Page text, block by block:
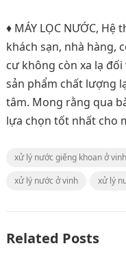
♦ MÁY LỌC NƯỚC,
khách sạn, nhà hàng,
cư không còn xa lạ
sản phẩm chất lượng
tâm. Mong rằng qua
lựa chọn tốt nhất cho
xử lý nước giếng khoan ở vinh
xử lý nước ở vinh
xử lý
Related Posts